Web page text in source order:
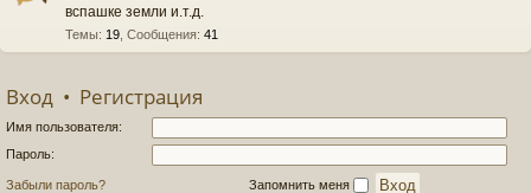
вспашке земли и.т.д.
Темы: 19 Сообщения: 41
Вход • Регистрация
Имя пользователя:
Пароль:
Забыли пароль? Запомнить меня